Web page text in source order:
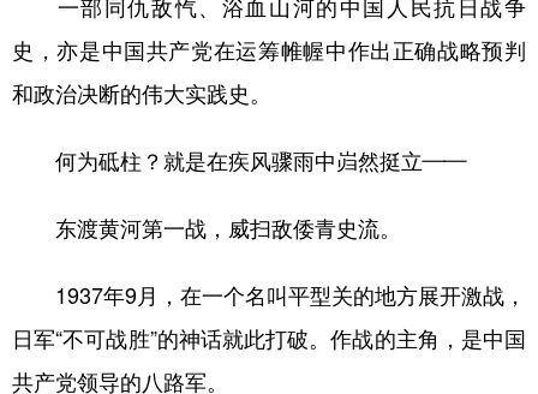
一部同仇敌忾、浴血山河的中国人民抗日战争
史，亦是中国共产党在运筹帷幄中作出正确战略预判
和政治决断的伟大实践史。
何为砥柱？就是在疾风骤雨中岿然挺立——
东渡黄河第一战，威扫敌倭青史流。
1937年9月，在一个名叫平型关的地方展开激战，
日军“不可战胜”的神话就此打破。作战的主角，是中国
共产党领导的八路军。